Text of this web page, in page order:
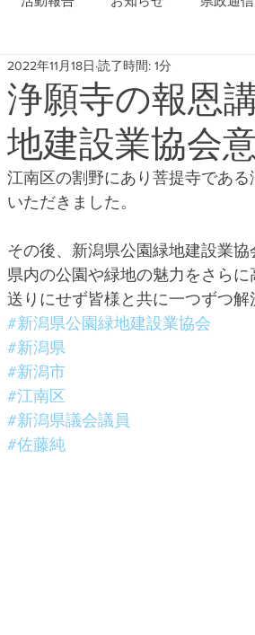
浄願寺の報恩
地建設業協会
2022年11月18日 読了時間: 1分
江南区の割野にあり菩提寺であ
いただきました。
その後、新潟県公園緑地建設業協
県内の公園や緑地の魅力をさら
送りにせず皆様と共に一つずつ解
#新潟県公園緑地建設業協会
#新潟県
#新潟市
#江南区
#新潟県議会議員
#佐藤純